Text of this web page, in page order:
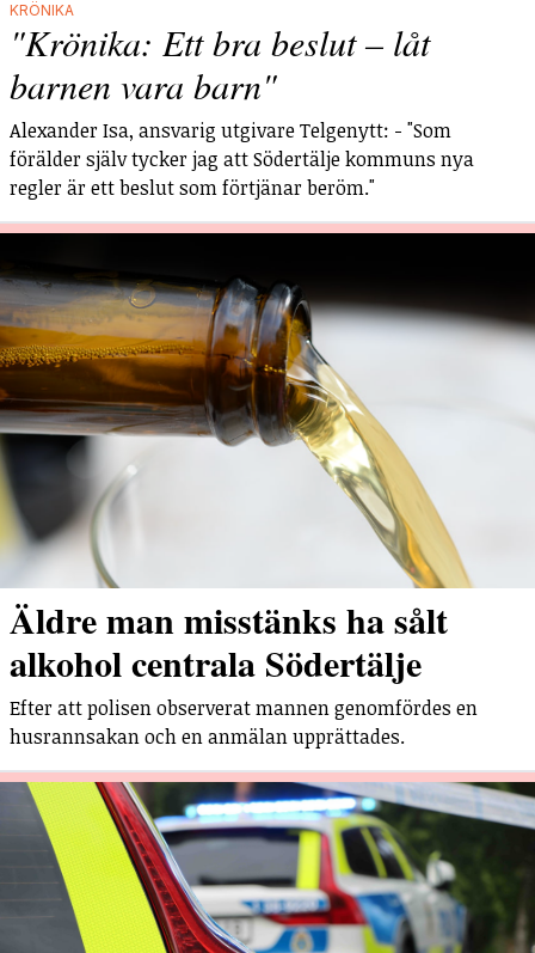
KRÖNIKA
"Krönika: Ett bra beslut – låt
barnen vara barn"
Alexander Isa, ansvarig utgivare Telgenytt: - "Som
förälder själv tycker jag att Södertälje kommuns nya
regler är ett beslut som förtjänar beröm."
Äldre man misstänks ha sålt
alkohol centrala Södertälje
Efter att polisen observerat mannen genomfördes en
husrannsakan och en anmälan upprättades.